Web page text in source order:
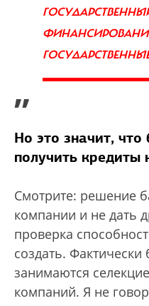
”
Но это значит, что
получить кредиты
Смотрите: решение
компании и не дать
проверка
создать. Фактически
занимаются
компаний. Я не